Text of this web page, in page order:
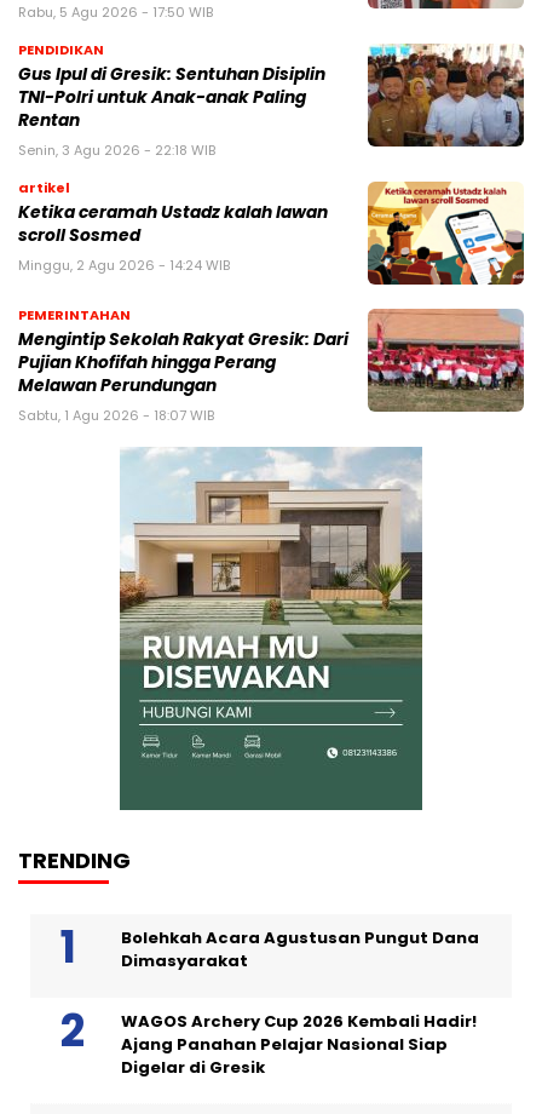
Rabu, 5 Agu 2026 - 17:50 WIB
PENDIDIKAN
Gus Ipul di Gresik: Sentuhan Disiplin
TNI-Polri untuk Anak-anak Paling
Rentan
Senin, 3 Agu 2026 - 22:18 WIB
artikel
Ketika ceramah Ustadz kalah lawan
scroll Sosmed
Minggu, 2 Agu 2026 - 14:24 WIB
PEMERINTAHAN
Mengintip Sekolah Rakyat Gresik: Dari
Pujian Khofifah hingga Perang
Melawan Perundungan
Sabtu, 1 Agu 2026 - 18:07 WIB
TRENDING
Bolehkah Acara Agustusan Pungut Dana
Dimasyarakat
WAGOS Archery Cup 2026 Kembali Hadir!
Ajang Panahan Pelajar Nasional Siap
Digelar di Gresik